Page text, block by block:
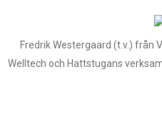
Fredrik Westergaard (t.v.) från
Welltech och Hattstugans